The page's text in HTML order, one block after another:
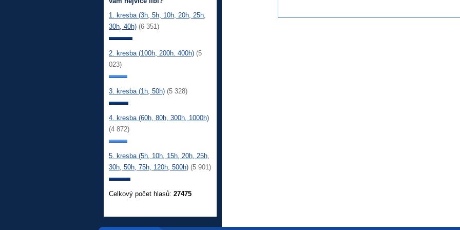
1. kresba (3h, 5h, 10h, 20h, 25h,
30h, 40h) (6 351)
2. kresba (100h, 200h. 400h) (5
023)
3. kresba (1h, 50h) (5 328)
4. kresba (60h, 80h, 300h, 1000h)
(4 872)
5. kresba (5h, 10h, 15h, 20h, 25h,
30h, 50h, 75h, 120h, 500h) (5 901)
Celkový počet hlasů: 27475